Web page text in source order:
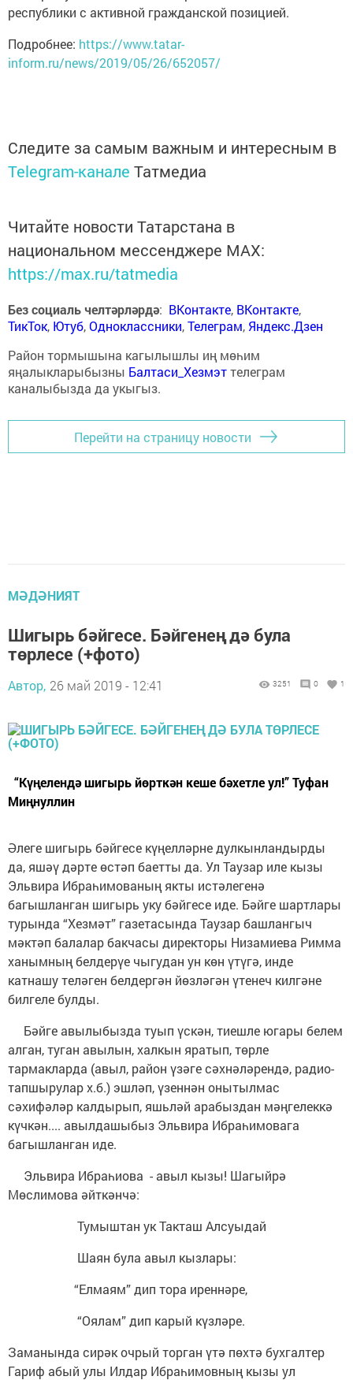
республики с активной гражданской позицией.
Подробнее: https://www.tatar-
inform.ru/news/2019/05/26/652057/
Следите за самым важным и интересным в
Telegram-канале Татмедиа
Читайте новости Татарстана в
национальном мессенджере MАХ:
https://max.ru/tatmedia
Без социаль челтәрләрдә: ВКонтакте, ВКонтакте,
ТикТок, Ютуб,Одноклассники,Телеграм, Яндекс.Дзен
Район тормышына кагылышлы иң мөһим
яңалыкларыбызны Балтаси_Хезмэттелеграм
каналыбызда да укыгыз.
Перейти на страницу новости
МӘДӘНИЯТ
Шигырь бәйгесе. Бәйгенең дә була
төрлесе (+фото)
Автор, 26 май 2019 - 12:41 3251 0 1
“Күңелендә шигырь йөрткән кеше бәхетле ул!” Туфан
Миңнуллин
Әлеге шигырь бәйгесе күңелләрне дулкынландырды
да, яшәү дәрте өстәп баетты да. Ул Таузар иле кызы
Эльвира Ибраһимованың якты истәлегенә
багышланган шигырь уку бәйгесе иде. Бәйге шартлары
турында “Хезмәт” газетасында Таузар башлангыч
мәктәп балалар бакчасы директоры Низамиева Римма
ханымның белдерүе чыгудан ун көн үтүгә, инде
катнашу теләген белдергән йөзләгән үтенеч килгәне
билгеле булды.
Бәйге авылыбызда туып үскән, тиешле югары белем
алган, туган авылын, халкын яратып, төрле
тармакларда (авыл, район үзәге сәхнәләрендә, радио-
тапшырулар х.б.) эшләп, үзеннән онытылмас
сәхифәләр калдырып, яшьләй арабыздан мәңгелеккә
күчкән.... авылдашыбыз Эльвира Ибраһимовага
багышланган иде.
Эльвира Ибраһиова - авыл кызы! Шагыйрә
Мөслимова әйткәнчә:
Тумыштан ук Такташ Алсуыдай
Шаян була авыл кызлары:
“Елмаям” дип тора иреннәре,
“Оялам” дип карый күзләре.
Заманында сирәк очрый торган үтә пөхтә бухгалтер
Гариф абый улы Илдар Ибраһимовның кызы ул